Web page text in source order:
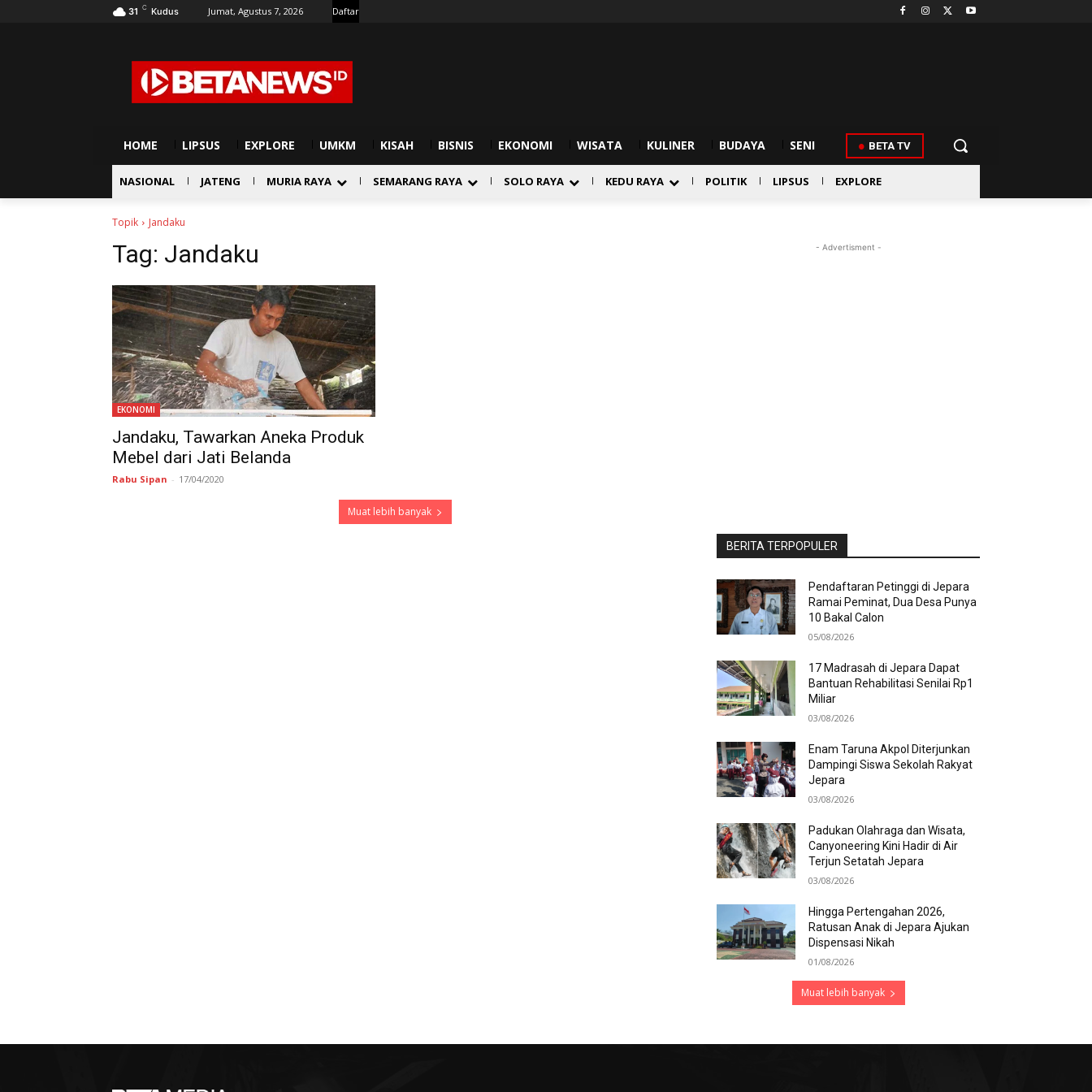
31 C Kudus Jumat, Agustus 7, 2026 Daftar
HOME LIPSUS EXPLORE UMKM KISAH BISNIS EKONOMI WISATA KULINER BUDAYA SENI BETA TV
NASIONAL JATENG MURIA RAYA SEMARANG RAYA SOLO RAYA KEDU RAYA POLITIK LIPSUS EXPLORE
Topik Jandaku
Tag: Jandaku
EKONOMI
Jandaku, Tawarkan Aneka Produk
Mebel dari Jati Belanda
Rabu Sipan - 17/04/2020
Muat lebih banyak
- Advertisment -
BERITA TERPOPULER
Pendaftaran Petinggi di Jepara
Ramai Peminat, Dua Desa Punya
10 Bakal Calon
05/08/2026
17 Madrasah di Jepara Dapat
Bantuan Rehabilitasi Senilai Rp1
Miliar
03/08/2026
Enam Taruna Akpol Diterjunkan
Dampingi Siswa Sekolah Rakyat
Jepara
03/08/2026
Padukan Olahraga dan Wisata,
Canyoneering Kini Hadir di Air
Terjun Setatah Jepara
03/08/2026
Hingga Pertengahan 2026,
Ratusan Anak di Jepara Ajukan
Dispensasi Nikah
01/08/2026
Muat lebih banyak